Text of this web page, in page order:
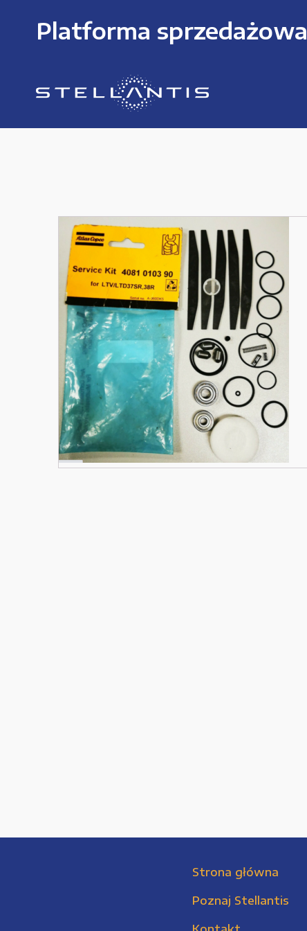
Platforma sprzedażowa
Części zamienne do urządzeń i narzędzi
Kable i przewody
Maszyny i urządzenia produkcujne
Materiały budowlane
Nowe części zamienne
Strona główna
Poznaj Stellantis